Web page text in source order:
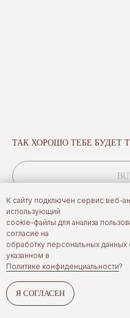
ТАК ХОРОШО ТЕБЕ БУДЕТ
Error get alias
К сайту подключен сервис веб-
использующий
cookie-файлы для анализа
согласие на
обработку персональных
указанном в
Политике конфиденциальности?
Я СОГЛАСЕН